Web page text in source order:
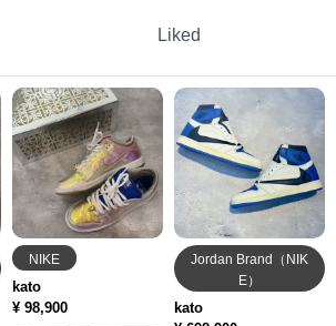
Liked
NIKE
kato
¥ 98,900
Jordan Brand（NIK
E）
kato